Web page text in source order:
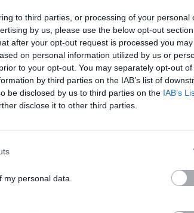
to third parties, or processing of your personal
by us, please use the below opt-out
after your opt-out request is processed you may
on personal information utilized by us or
to your opt-out. You may separately opt-out of
by third parties on the IAB’s list of
be disclosed by us to third parties on the IAB’s
disclose it to other third parties.
personal data.